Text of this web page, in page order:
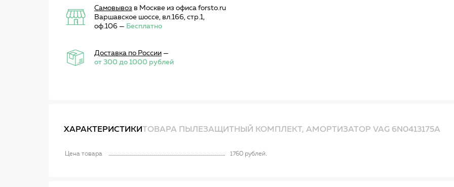
Самовывоз в Москве из офиса forsto.ru
Варшавское шоссе, вл.166, стр.1,
оф.106 — Бесплатно
Доставка по России —
от 300 до 1000 рублей
ХАРАКТЕРИСТИКИТОВАРА ПЫЛЕЗАЩИТНЫЙ КОМПЛЕКТ, АМОРТИЗАТОР VAG 6N0413175A
Цена товара 1760 рублей